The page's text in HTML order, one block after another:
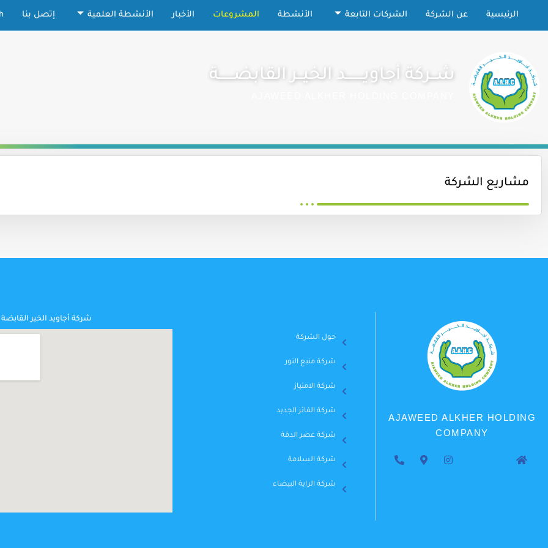
الرئيسية عن الشركة الشركات التابعة الأنشطة المشروعات الأخبار الأنشطة العلمية إتصل بنا
شــركة أجاويـــــــد الخيــر القابضــــــة
مشاريع الشركة
AJAWEED ALKHER HOLDING
COMPANY
حول الشركة
شركة منبع النور
شركة الامتياز
شركة الفائز الجديد
شركة عصر الدقة
شركة السلامة
شركة الراية البيضاء
شركة أجاويد الخير